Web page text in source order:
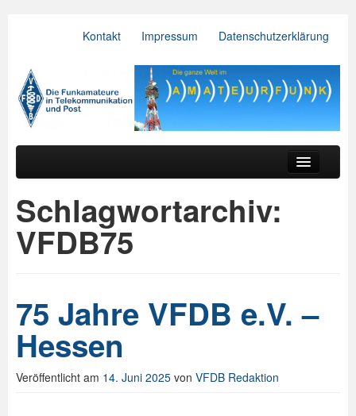
Kontakt Impressum Datenschutzerklärung
VFDB e.V.
Hauptmenü
Der Verein
Referate
Relais
Downloads
Spenden
Schlagwortarchiv:
VFDB75
75 Jahre VFDB e.V. –
Hessen
Veröffentlicht am 14. Juni 2025 von VFDB Redaktion